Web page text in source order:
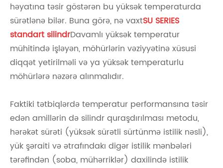
həyatına təsir göstərən bu yüksək temperaturda
sürətlənə bilər. Buna görə, nə vaxtSU SERIES
standart silindrDavamlı yüksək temperatur
mühitində işləyən, möhürlərin vəziyyətinə xüsusi
diqqət yetirilməli və ya yüksək temperaturlu
möhürlərə nəzərə alınmalıdır.
Faktiki tətbiqlərdə temperatur performansına təsir
edən amillərin də silindr quraşdırılması metodu,
hərəkət sürəti (yüksək sürətli sürtünmə istilik nəsli),
yük şəraiti və ətrafındakı digər istilik mənbələri
tərəfindən (soba, mühərriklər) daxilində istilik